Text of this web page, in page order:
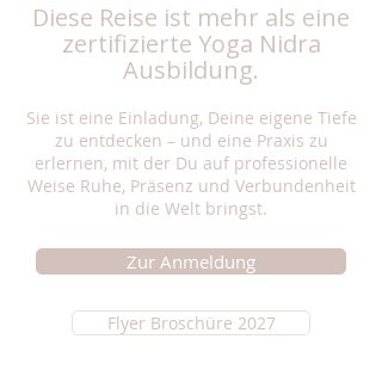
Diese Reise ist mehr als eine
zertifizierte Yoga Nidra
Ausbildung.
Sie ist eine Einladung, Deine eigene Tiefe
zu entdecken – und eine Praxis zu
erlernen, mit der Du auf professionelle
Weise Ruhe, Präsenz und Verbundenheit
in die Welt bringst.
Zur Anmeldung
Flyer Broschüre 2027